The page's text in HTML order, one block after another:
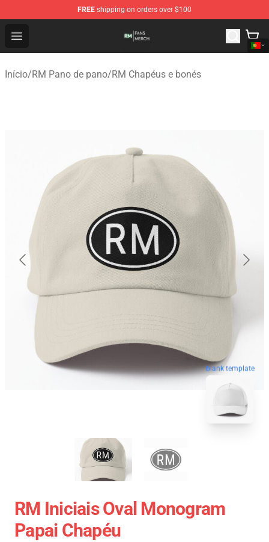
FREE shipping on orders over $100
Open menu
RM Shop - Official RM Merchandise Store
Início/RM Pano de pano/RM Chapéus e bonés
blank template
RM Iniciais Oval Monogram
Papai Chapéu